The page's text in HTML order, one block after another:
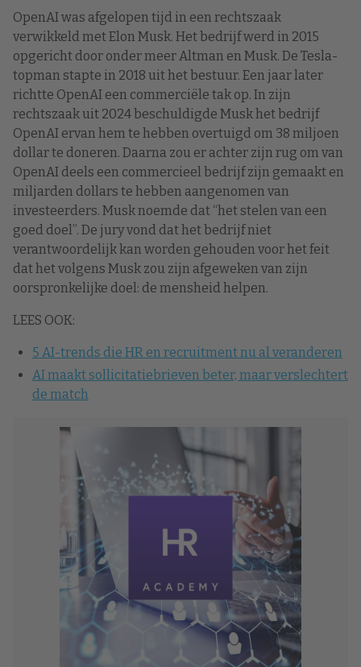
OpenAI was afgelopen tijd in een rechtszaak
verwikkeld met Elon Musk. Het bedrijf werd in 2015
opgericht door onder meer Altman en Musk. De Tesla-
topman stapte in 2018 uit het bestuur. Een jaar later
richtte OpenAI een commerciële tak op. In zijn
rechtszaak uit 2024 beschuldigde Musk het bedrijf
OpenAI ervan hem te hebben overtuigd om 38 miljoen
dollar te doneren. Daarna zou er achter zijn rug om van
OpenAI deels een commercieel bedrijf zijn gemaakt en
miljarden dollars te hebben aangenomen van
investeerders. Musk noemde dat “het stelen van een
goed doel”. De jury vond dat het bedrijf niet
verantwoordelijk kan worden gehouden voor het feit
dat het volgens Musk zou zijn afgeweken van zijn
oorspronkelijke doel: de mensheid helpen.
LEES OOK:
5 AI-trends die HR en recruitment nu al veranderen
AI maakt sollicitatiebrieven beter, maar verslechtert
de match